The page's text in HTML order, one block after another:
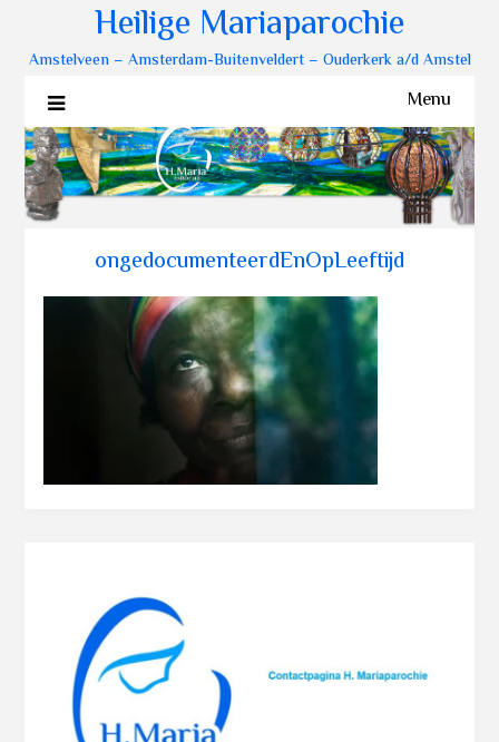
Heilige Mariaparochie
Amstelveen – Amsterdam-Buitenveldert – Ouderkerk a/d Amstel
Menu
ongedocumenteerdEnOpLeeftijd